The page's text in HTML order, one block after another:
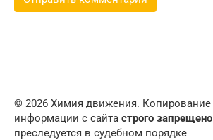
© 2026 Химия движения. Копирование
информации с сайта строго запрещено
преследуется в судебном порядке